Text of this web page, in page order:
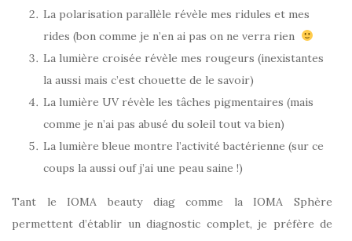
La polarisation parallèle révèle mes ridules et mes
rides (bon comme je n’en ai pas on ne verra rien
La lumière croisée révèle mes rougeurs (inexistantes
la aussi mais c’est chouette de le savoir)
La lumière UV révèle les tâches pigmentaires (mais
comme je n’ai pas abusé du soleil tout va bien)
La lumière bleue montre l’activité bactérienne (sur ce
coups la aussi ouf j’ai une peau saine !)
Tant le IOMA beauty diag comme la IOMA Sphère
permettent d’établir un diagnostic complet, je préfère de